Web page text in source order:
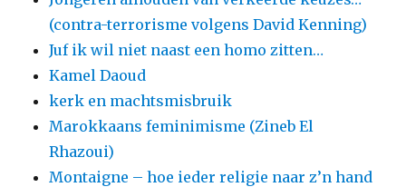
(contra-terrorisme volgens David Kenning)
Juf ik wil niet naast een homo zitten…
Kamel Daoud
kerk en machtsmisbruik
Marokkaans feminimisme (Zineb El
Rhazoui)
Montaigne – hoe ieder religie naar z’n hand